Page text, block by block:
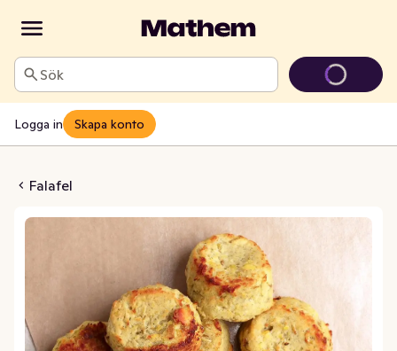
Sök
Logga in Skapa konto
Falafel
Fryst EKO/KRAV